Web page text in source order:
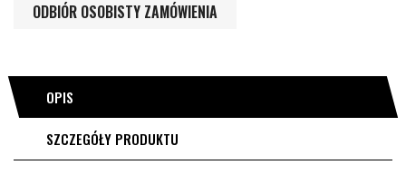
ODBIÓR OSOBISTY ZAMÓWIENIA
OPIS
SZCZEGÓŁY PRODUKTU